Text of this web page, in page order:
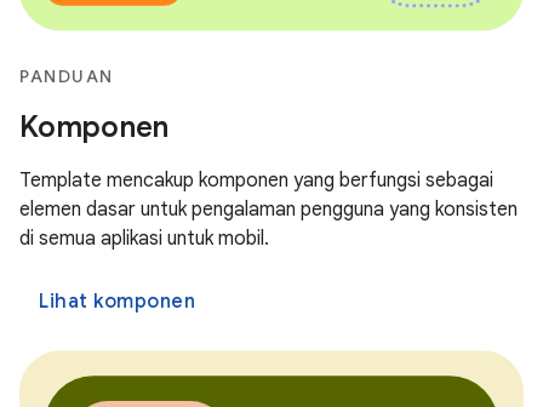
PANDUAN
Komponen
Template mencakup komponen yang berfungsi sebagai
elemen dasar untuk pengalaman pengguna yang konsisten
di semua aplikasi untuk mobil.
Lihat komponen